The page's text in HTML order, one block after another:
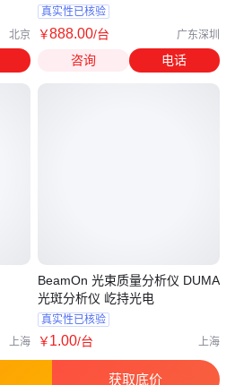
北京
上海
真实性已核验
￥888.00/台 广东深圳
咨询 电话
BeamOn 光束质量分析仪 DUMA
光斑分析仪 屹持光电
真实性已核验
￥1.00/台 上海
获取底价